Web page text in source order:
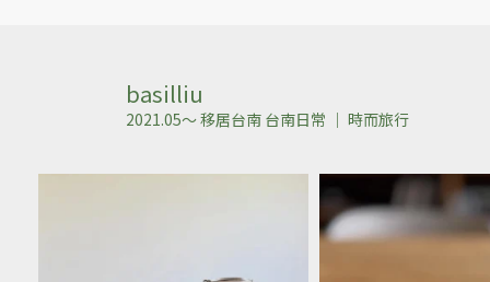
basilliu
2021.05～ 移居台南 台南日常 ｜ 時而旅行